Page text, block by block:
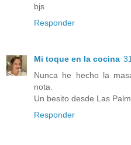
bjs
Responder
Mi toque en la cocina
Nunca he hecho la
nota.
Un besito desde Las
Responder